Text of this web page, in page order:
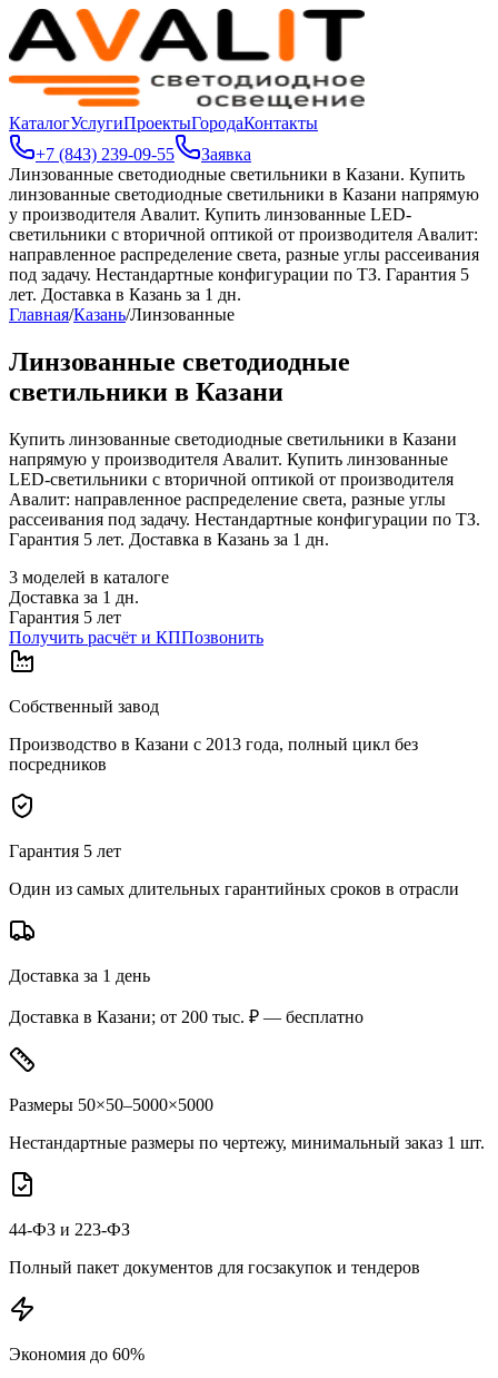
КаталогУслугиПроектыГородаКонтакты
+7 (843) 239-09-55
Заявка
Линзованные светодиодные светильники в Казани. Купить
линзованные светодиодные светильники в Казани напрямую
у производителя Авалит. Купить линзованные LED-
светильники с вторичной оптикой от производителя Авалит:
направленное распределение света, разные углы рассеивания
под задачу. Нестандартные конфигурации по ТЗ. Гарантия 5
лет. Доставка в Казань за 1 дн.
Главная/Казань/Линзованные
Линзованные светодиодные
светильники в Казани
Купить линзованные светодиодные светильники в Казани
напрямую у производителя Авалит. Купить линзованные
LED-светильники с вторичной оптикой от производителя
Авалит: направленное распределение света, разные углы
рассеивания под задачу. Нестандартные конфигурации по ТЗ.
Гарантия 5 лет. Доставка в Казань за 1 дн.
3 моделей в каталоге
Доставка за 1 дн.
Гарантия 5 лет
Получить расчёт и КППозвонить
Собственный завод
Производство в Казани с 2013 года, полный цикл без
посредников
Гарантия 5 лет
Один из самых длительных гарантийных сроков в отрасли
Доставка за 1 день
Доставка в Казани; от 200 тыс. ₽ — бесплатно
Размеры 50×50–5000×5000
Нестандартные размеры по чертежу, минимальный заказ 1 шт.
44-ФЗ и 223-ФЗ
Полный пакет документов для госзакупок и тендеров
Экономия до 60%